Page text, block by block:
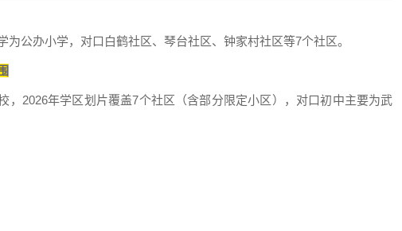
为公办小学，对口白鹤社区、琴台社区、钟家村社区等7个社区。
2026年学区划片覆盖7个社区（含部分限定小区），对口初中主要为武